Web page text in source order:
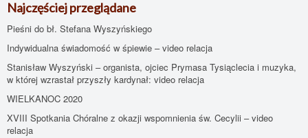
Najczęściej przeglądane
Pieśni do bł. Stefana Wyszyńskiego
Indywidualna świadomość w śpiewie – video relacja
Stanisław Wyszyński – organista, ojciec Prymasa Tysiąclecia i muzyka,
w której wzrastał przyszły kardynał: video relacja
WIELKANOC 2020
XVIII Spotkania Chóralne z okazji wspomnienia św. Cecylii – video
relacja